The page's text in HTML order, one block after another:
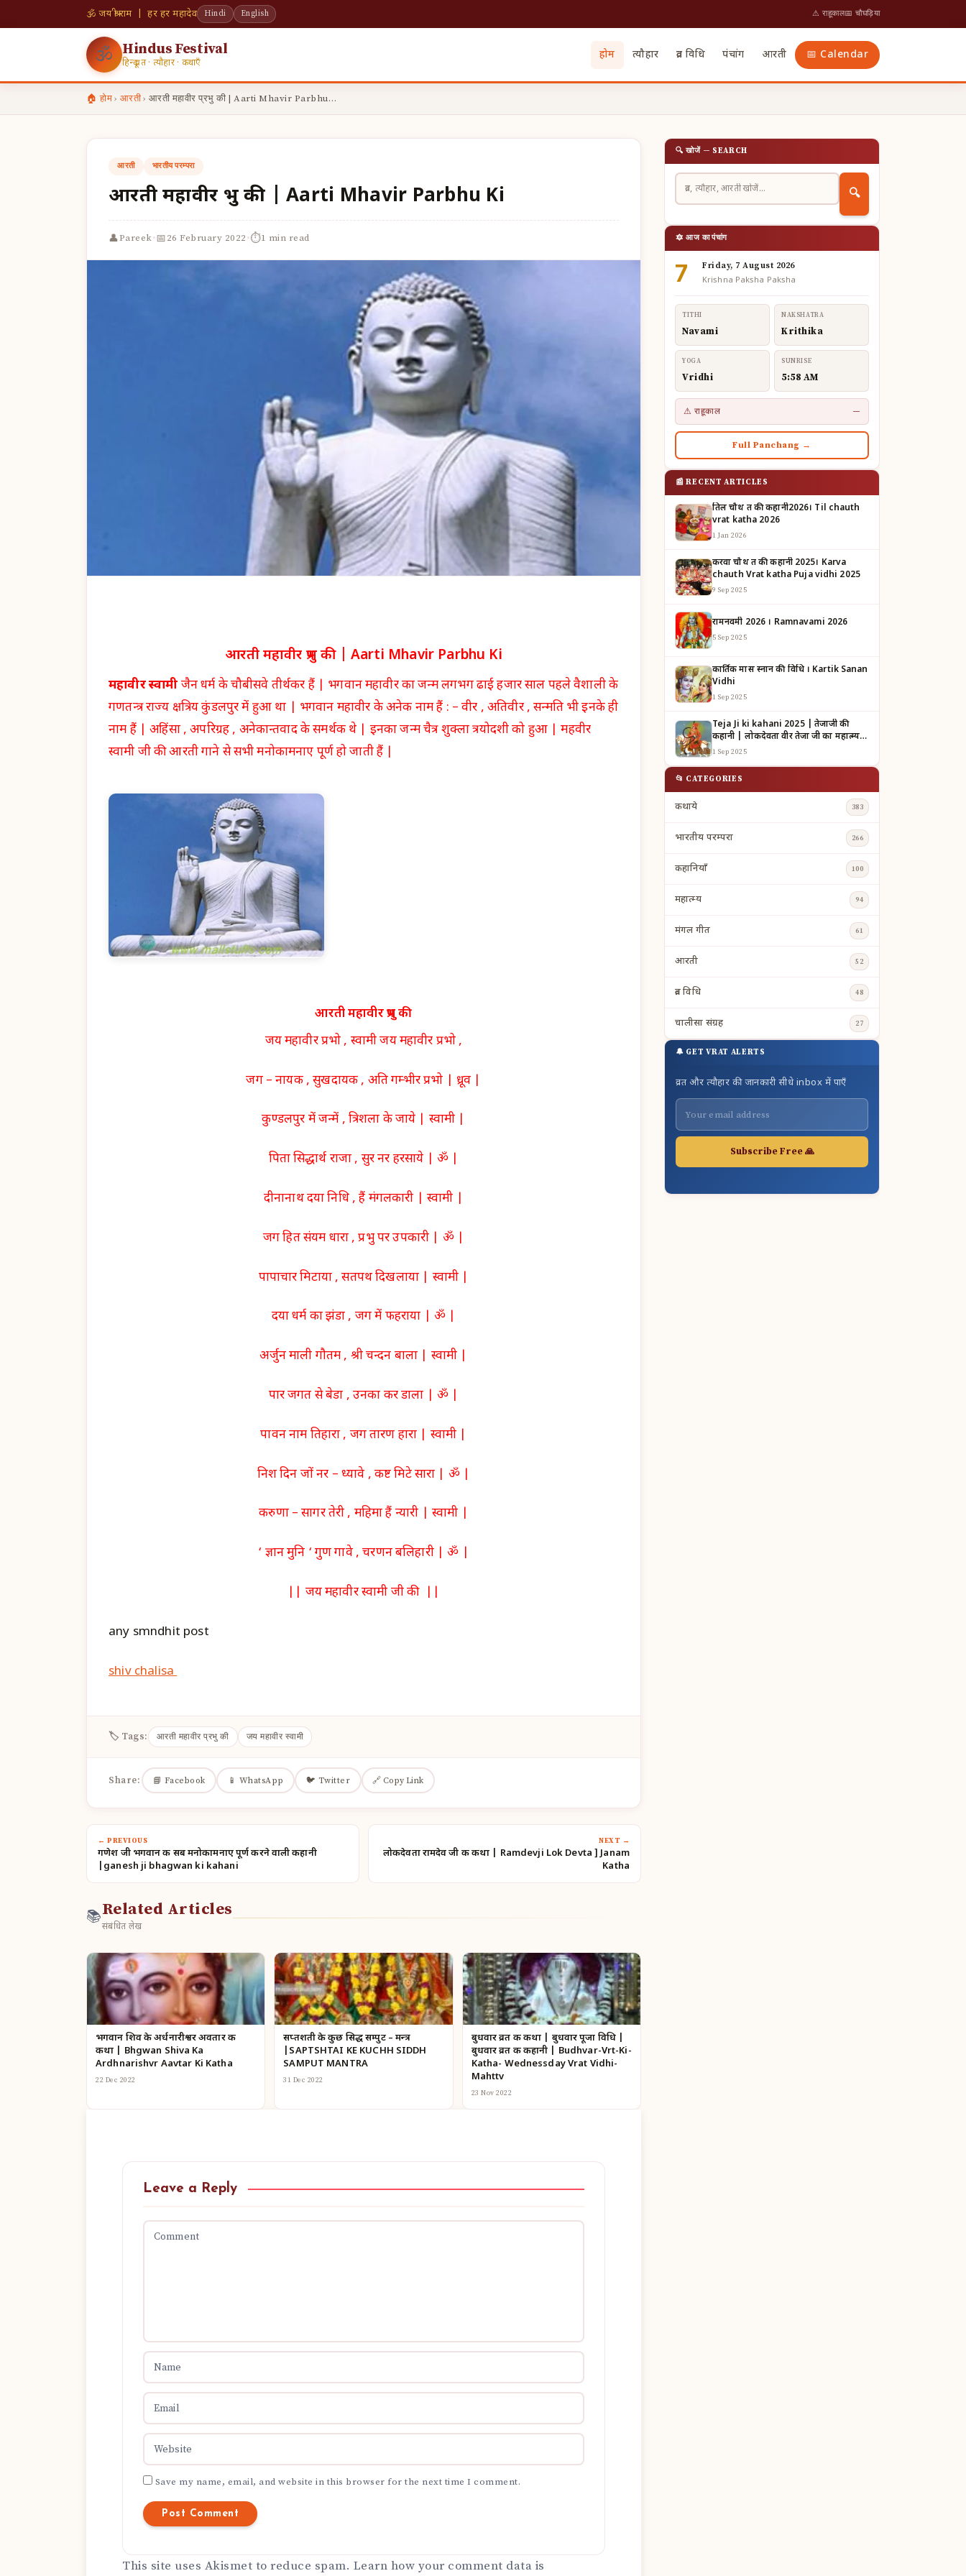
🕉 जय श्री राम | हर हर महादेव Hindi English ⚠ राहूकाल📅 चौघड़िया
🕉 Hindus Festival
हिन्दू व्रत · त्यौहार · कथाएँ
होम त्यौहार व्रत विधि पंचांग आरती 📅 Calendar
🏠 होम› आरती› आरती महावीर प्रभु की | Aarti Mhavir Parbhu…
आरती भारतीय परम्परा
आरती महावीर प्रभु की | Aarti Mhavir Parbhu Ki
👤Pareek·📅26 February 2022·⏱1 min read
आरती महावीर प्रभु की | Aarti Mhavir Parbhu Ki
महावीर स्वामी जैन धर्म के चौबीसवे तीर्थकर हैं | भगवान महावीर का जन्म लगभग ढाई हजार साल पहले वैशाली के
गणतन्त्र राज्य क्षत्रिय कुंडलपुर में हुआ था | भगवान महावीर के अनेक नाम हैं : – वीर , अतिवीर , सन्मति भी इनके ही
नाम हैं | अहिंसा , अपरिग्रह , अनेकान्तवाद के समर्थक थे | इनका जन्म चैत्र शुक्ला त्रयोदशी को हुआ | महवीर
स्वामी जी की आरती गाने से सभी मनोकामनाए पूर्ण हो जाती हैं |
आरती महावीर प्रभु की
जय महावीर प्रभो , स्वामी जय महावीर प्रभो ,
जग – नायक , सुखदायक , अति गम्भीर प्रभो | ध्रूव |
कुण्डलपुर में जन्में , त्रिशला के जाये | स्वामी |
पिता सिद्धार्थ राजा , सुर नर हरसाये | ॐ |
दीनानाथ दया निधि , हैं मंगलकारी | स्वामी |
जग हित संयम धारा , प्रभु पर उपकारी | ॐ |
पापाचार मिटाया , सतपथ दिखलाया | स्वामी |
दया धर्म का झंडा , जग में फहराया | ॐ |
अर्जुन माली गौतम , श्री चन्दन बाला | स्वामी |
पार जगत से बेडा , उनका कर डाला | ॐ |
पावन नाम तिहारा , जग तारण हारा | स्वामी |
निश दिन जों नर – ध्यावे , कष्ट मिटे सारा | ॐ |
करुणा – सागर तेरी , महिमा हैं न्यारी | स्वामी |
‘ ज्ञान मुनि ‘ गुण गावे , चरणन बलिहारी | ॐ |
|| जय महावीर स्वामी जी की ||
any smndhit post
shiv chalisa
🏷 Tags: आरती महावीर प्रभु की जय महावीर स्वामी
Share: 📘 Facebook 📱 WhatsApp 🐦 Twitter 🔗 Copy Link
← PREVIOUS
गणेश जी भगवान की सब मनोकामनाए पूर्ण करने वाली कहानी
|ganesh ji bhagwan ki kahani
NEXT →
लोकदेवता रामदेव जी की कथा | Ramdevji Lok Devta ] Janam
Katha
📚Related Articles
संबंधित लेख
भगवान शिव के अर्धनारीश्वर अवतार की
कथा | Bhgwan Shiva Ka
Ardhnarishvr Aavtar Ki Katha
22 Dec 2022
सप्तशती के कुछ सिद्ध सम्पुट – मन्त्र
|SAPTSHTAI KE KUCHH SIDDH
SAMPUT MANTRA
31 Dec 2022
बुधवार व्रत की कथा | बुधवार पूजा विधि |
बुधवार व्रत की कहानी | Budhvar-Vrt-Ki-
Katha- Wednessday Vrat Vidhi-
Mahttv
23 Nov 2022
Leave a Reply
Save my name, email, and website in this browser for the next time I comment.
This site uses Akismet to reduce spam. Learn how your comment data is
🔍 खोजें — SEARCH
🔍
🔯 आज का पंचांग
7 Friday, 7 August 2026
Krishna Paksha Paksha
TITHI
Navami
NAKSHATRA
Krithika
YOGA
Vridhi
SUNRISE
5:58 AM
⚠ राहूकाल —
Full Panchang →
📰 RECENT ARTICLES
तिल चौथ व्रत की कहानी2026। Til chauth
vrat katha 2026
1 Jan 2026
करवा चौथ व्रत की कहानी 2025। Karva
chauth Vrat katha Puja vidhi 2025
9 Sep 2025
रामनवमी 2026 । Ramnavami 2026
5 Sep 2025
कार्तिक मास स्नान की विधि । Kartik Sanan
Vidhi
1 Sep 2025
Teja Ji ki kahani 2025 | तेजाजी की
कहानी | लोकदेवता वीर तेजा जी का महात्म्य |
TEJAJI KI KAHANI
1 Sep 2025
📂 CATEGORIES
कथाये 383
भारतीय परम्परा 266
कहानियाँ 100
महात्म्य 94
मंगल गीत 61
आरती 52
व्रत विधि 48
चालीसा संग्रह 27
🔔 GET VRAT ALERTS
व्रत और त्यौहार की जानकारी सीधे inbox में पाएँ
Subscribe Free 🙏